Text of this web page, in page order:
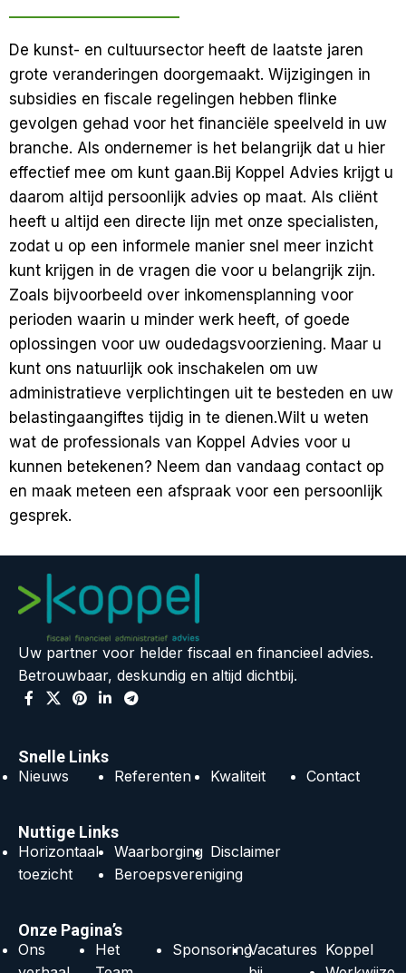
De kunst- en cultuursector heeft de laatste jaren
grote veranderingen doorgemaakt. Wijzigingen in
subsidies en fiscale regelingen hebben flinke
gevolgen gehad voor het financiële speelveld in uw
branche. Als ondernemer is het belangrijk dat u hier
effectief mee om kunt gaan.Bij Koppel Advies krijgt u
daarom altijd persoonlijk advies op maat. Als cliënt
heeft u altijd een directe lijn met onze specialisten,
zodat u op een informele manier snel meer inzicht
kunt krijgen in de vragen die voor u belangrijk zijn.
Zoals bijvoorbeeld over inkomensplanning voor
perioden waarin u minder werk heeft, of goede
oplossingen voor uw oudedagsvoorziening. Maar u
kunt ons natuurlijk ook inschakelen om uw
administratieve verplichtingen uit te besteden en uw
belastingaangiftes tijdig in te dienen.Wilt u weten
wat de professionals van Koppel Advies voor u
kunnen betekenen? Neem dan vandaag contact op
en maak meteen een afspraak voor een persoonlijk
gesprek.
Uw partner voor helder fiscaal en financieel advies.
Betrouwbaar, deskundig en altijd dichtbij.
Snelle Links
Nieuws Referenten Kwaliteit Contact
Nuttige Links
Horizontaal
toezicht
Waarborging
Beroepsvereniging
Disclaimer
Onze Pagina’s
Ons
Het
SponsoringVacatures Koppel